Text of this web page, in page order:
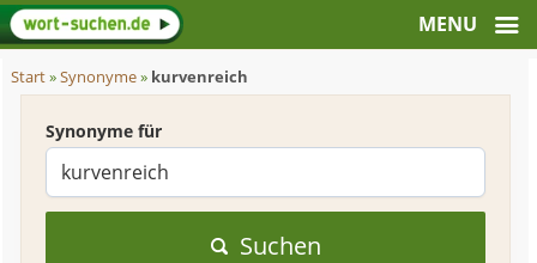
Start»Synonyme» kurvenreich
Synonyme für
Suchen